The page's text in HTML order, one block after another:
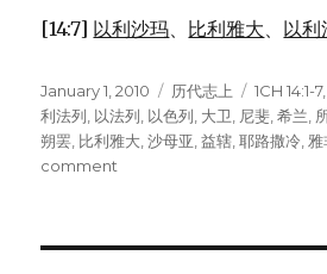
[14:7] 以利沙玛、 比利雅大、 以利
Posted
on
January 1, 2010 Categories
历代志上 Tags
1CH 14:1-7,
利法列 以法列 以色列 大卫 尼斐 ,希兰
朔罢 比利雅大 ,沙母亚 ,益辖 ,耶路撒冷 雅
comment